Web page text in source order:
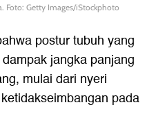
Foto: Getty Images/iStockphoto
postur tubuh yang
jangka panjang
mulai dari nyeri
pada